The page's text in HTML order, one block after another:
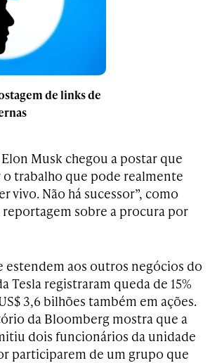
de links de
Musk chegou a postar que
trabalho que pode realmente
vivo. Não há sucessor”, como
reportagem sobre a procura por
estendem aos outros negócios do
Tesla registraram queda de 15%
3,6 bilhões também em ações.
da Bloomberg mostra que a
dois funcionários da unidade
participarem de um grupo que